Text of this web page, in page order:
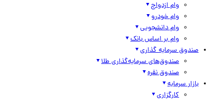
وام ازدواج
وام خودرو
وام دانشجویی
وام بر اساس بانک
صندوق سرمایه گذاری
صندوق‌های سرمایه‌گذاری طلا
صندوق نقره
بازار سرمایه
کارگزاری